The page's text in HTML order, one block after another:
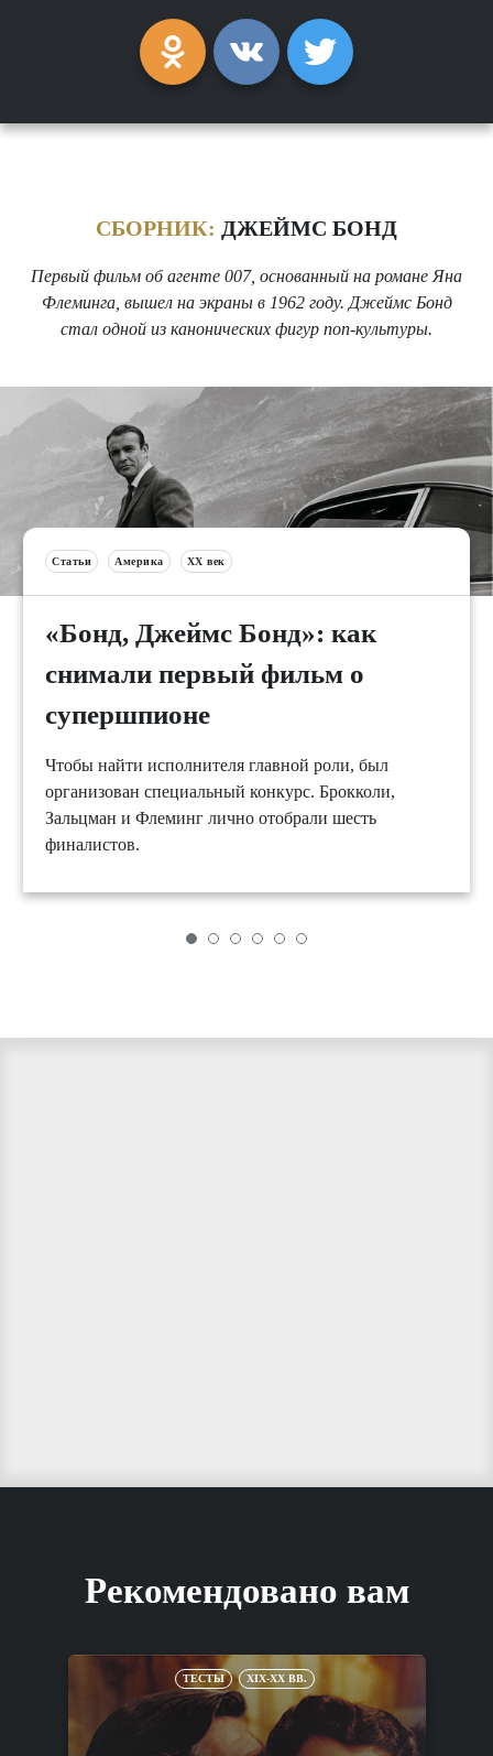
СБОРНИК: ДЖЕЙМС БОНД
Первый фильм об агенте 007, основанный на романе Яна
Флеминга, вышел на экраны в 1962 году. Джеймс Бонд
стал одной из канонических фигур поп-культуры.
Статьи Америка XX век
«Бонд, Джеймс Бонд»: как
снимали первый фильм о
супершпионе
Чтобы найти исполнителя главной роли, был
организован специальный конкурс. Брокколи,
Зальцман и Флеминг лично отобрали шесть
финалистов.
Рекомендовано вам
ТЕСТЫ XIX-XX ВВ.